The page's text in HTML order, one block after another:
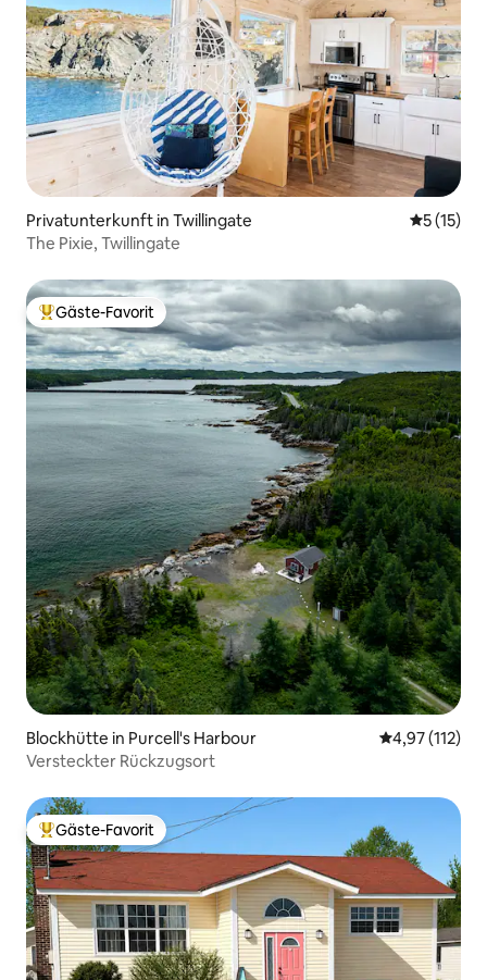
Privatunterkunft in Twillingate
5 (15)
The Pixie, Twillingate
Beliebter Gäste-Favorit.
Gäste-Favorit
Blockhütte in Purcell's Harbour
4,97 (112)
Versteckter Rückzugsort
Beliebter Gäste-Favorit.
Gäste-Favorit